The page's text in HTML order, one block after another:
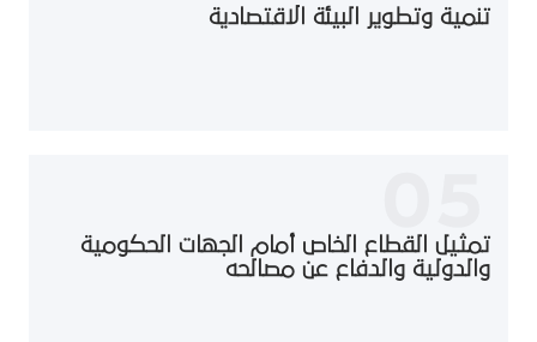
تنمية وتطوير البيئة الاقتصادية
تمثيل القطاع الخاص أمام الجهات الحكومية
والدولية والدفاع عن مصالحه